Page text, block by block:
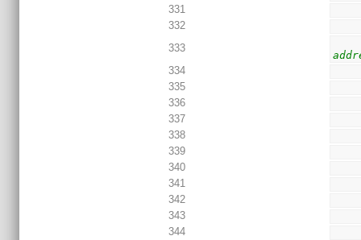
331
332
333
334
335
336
337
338
339
340
341
342
343
344